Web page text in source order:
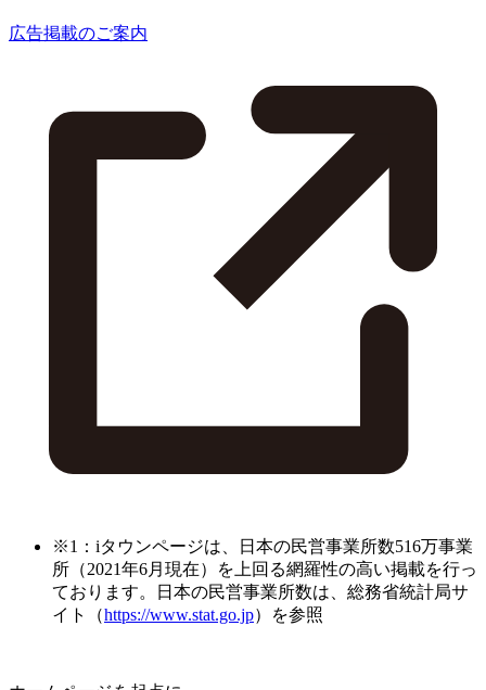
広告掲載のご案内
※1：iタウンページは、日本の民営事業所数516万事業
所（2021年6月現在）を上回る網羅性の高い掲載を行っ
ております。日本の民営事業所数は、総務省統計局サ
イト（https://www.stat.go.jp）を参照